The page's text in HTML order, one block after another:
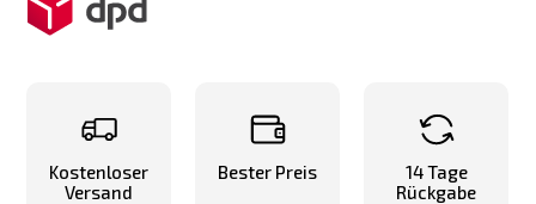
Kostenloser
Versand
Bester Preis
14 Tage
Rückgabe